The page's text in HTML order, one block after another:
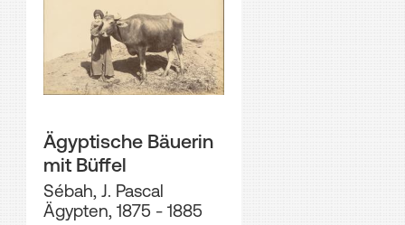
Ägyptische Bäuerin
mit Büffel
Sébah, J. Pascal
Ägypten, 1875 - 1885